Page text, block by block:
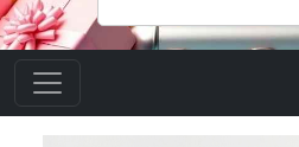
Suchen
nach: